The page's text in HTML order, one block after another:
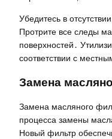
Убедитесь в
Протрите все следы
поверхностей․
соответствии с
Замена
Замена масляного
процесса замены
Новый фильтр